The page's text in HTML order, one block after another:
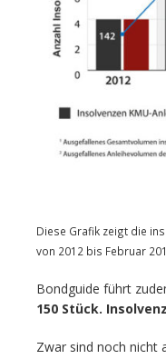
Diese Grafik zeigt die
von 2012 bis Februar
Bondguide führt
150 Stück.
Zwar sind noch nicht